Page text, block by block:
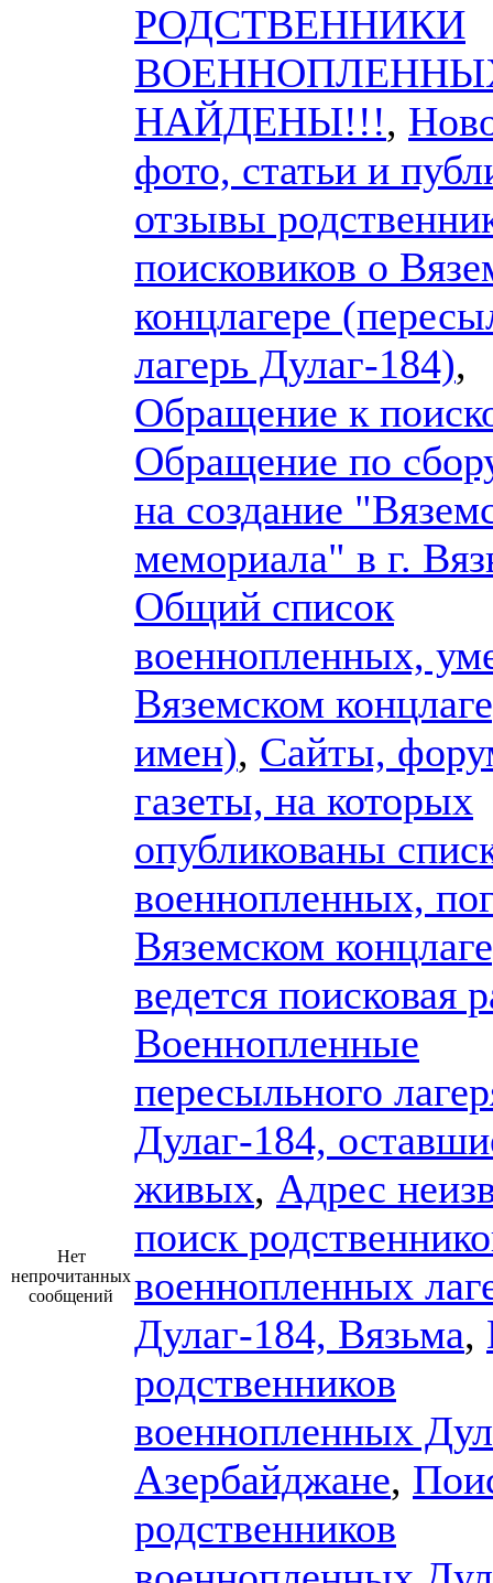
Нет
непрочитанных
сообщений
РОДСТВЕННИКИ
НАЙДЕНЫ!!!,
фото, статьи и
отзывы
поисковиков о
концлагере
лагерь Дулаг-184),
Обращение к
Обращение по
на создание
мемориала" в г.
Общий список
военнопленных,
Вяземском
имен), Сайты,
газеты, на которых
опубликованы
военнопленных,
Вяземском
ведется поисковая
Военнопленные
пересыльного
Дулаг-184,
живых, Адрес
поиск
военнопленных
Дулаг-184, Вязьма,
родственников
военнопленных
Азербайджане,
родственников